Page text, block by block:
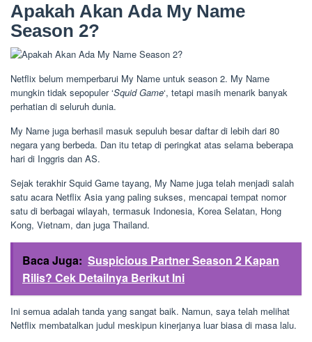
Apakah Akan Ada My Name
Season 2?
Netflix belum memperbarui My Name untuk season 2. My Name
mungkin tidak sepopuler ‘Squid Game‘, tetapi masih menarik banyak
perhatian di seluruh dunia.
My Name juga berhasil masuk sepuluh besar daftar di lebih dari 80
negara yang berbeda. Dan itu tetap di peringkat atas selama beberapa
hari di Inggris dan AS.
Sejak terakhir Squid Game tayang, My Name juga telah menjadi salah
satu acara Netflix Asia yang paling sukses, mencapai tempat nomor
satu di berbagai wilayah, termasuk Indonesia, Korea Selatan, Hong
Kong, Vietnam, dan juga Thailand.
Baca Juga: Suspicious Partner Season 2 Kapan
Rilis? Cek Detailnya Berikut Ini
Ini semua adalah tanda yang sangat baik. Namun, saya telah melihat
Netflix membatalkan judul meskipun kinerjanya luar biasa di masa lalu.